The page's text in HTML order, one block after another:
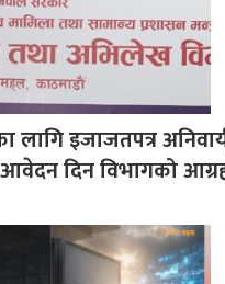
लागि इजाजतपत्र
दिन विभागको